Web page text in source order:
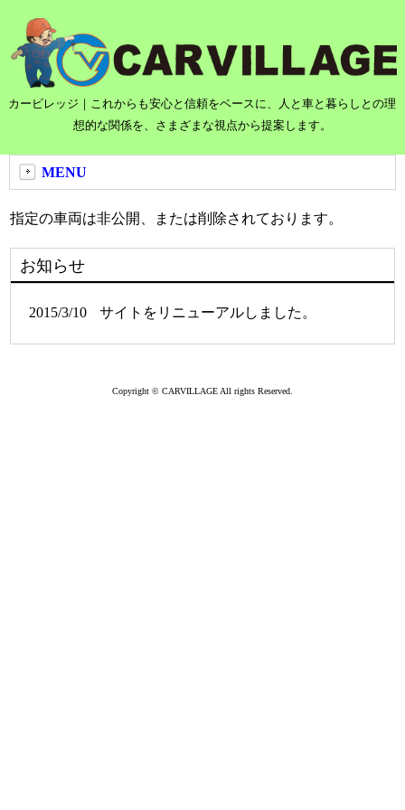
カービレッジ｜これからも安心と信頼をベースに、人と車と暮らしとの理
想的な関係を、さまざまな視点から提案します。
MENU
指定の車両は非公開、または削除されております。
お知らせ
2015/3/10 サイトをリニューアルしました。
Copyright © CARVILLAGE All rights Reserved.